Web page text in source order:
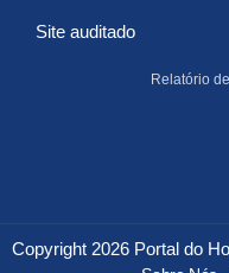
Site auditado
Relatório
Copyright 2026 Portal do